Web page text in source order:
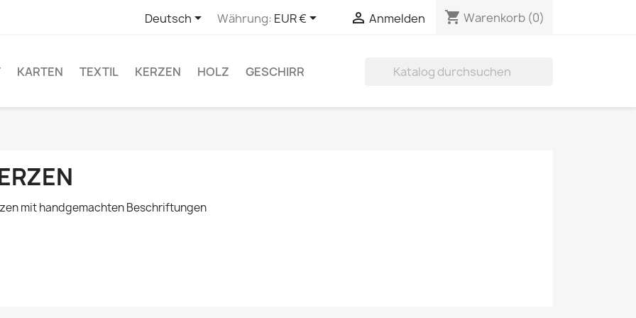
Deutsch Währung: EUR €  Anmelden shopping_cart Warenkorb (0)
KARTEN TEXTIL KERZEN HOLZ GESCHIRR
mit handgemachten Beschriftungen